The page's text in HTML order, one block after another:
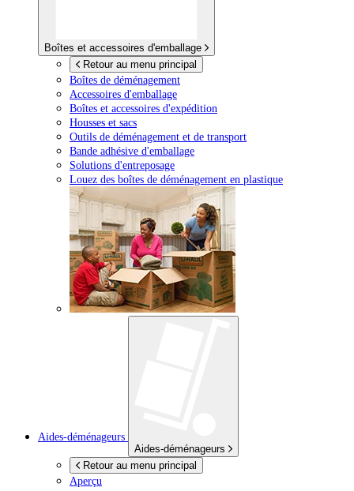
Boîtes et accessoires d'emballage
Retour au menu principal
Boîtes de déménagement
Accessoires d'emballage
Boîtes et accessoires d'expédition
Housses et sacs
Outils de déménagement et de transport
Bande adhésive d'emballage
Solutions d'entreposage
Louez des boîtes de déménagement en plastique
Aides-déménageurs
Aides-déménageurs
Retour au menu principal
Aperçu